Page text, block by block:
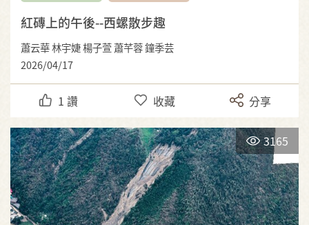
紅磚上的午後--西螺散步趣
蕭云華 林宇婕 楊子萱 蕭芊蓉 鐘季芸
2026/04/17
1 讚 收藏 分享
3165